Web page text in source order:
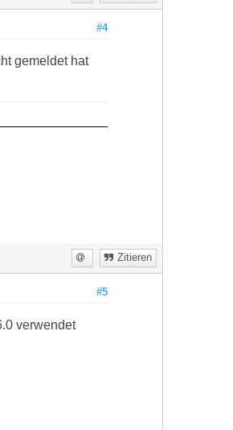
#4
gemeldet hat
Zitieren
#5
verwendet